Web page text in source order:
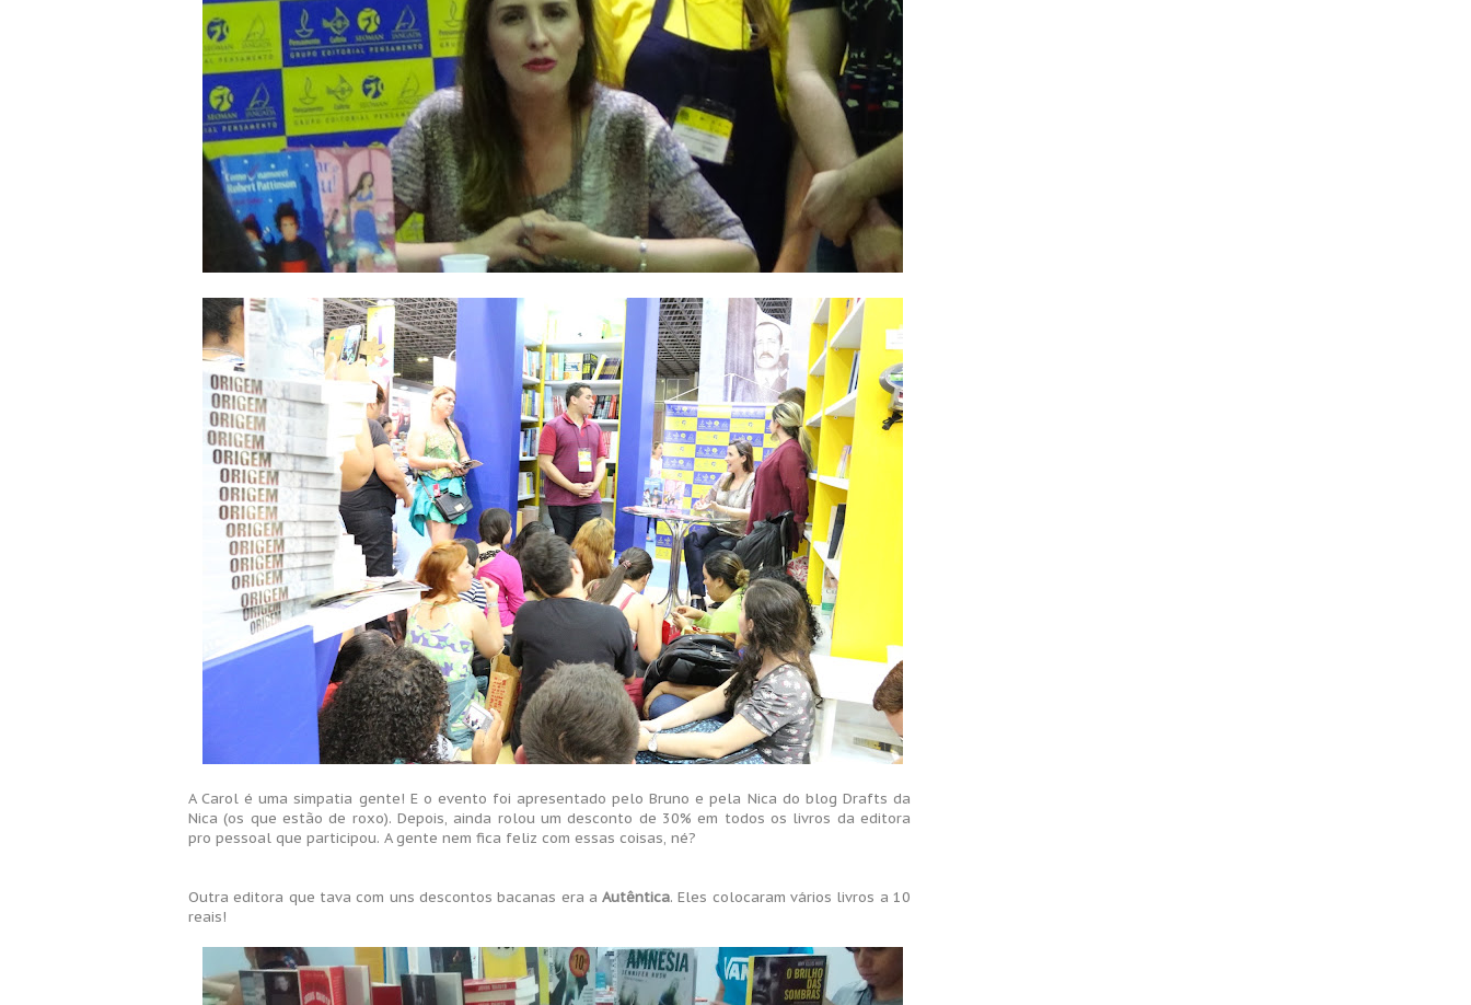
A Carol é uma simpatia gente! E o evento foi apresentado pelo Bruno e pela Nica do blog Drafts da
Nica (os que estão de roxo). Depois, ainda rolou um desconto de 30% em todos os livros da editora
pro pessoal que participou. A gente nem fica feliz com essas coisas, né?
Outra editora que tava com uns descontos bacanas era aAutêntica. Eles colocaram vários livros a 10
reais!